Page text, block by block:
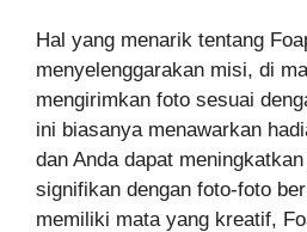
Hal yang menarik tentang
menyelenggarakan misi, di
mengirimkan foto sesuai
ini biasanya menawarkan
dan Anda dapat
signifikan dengan foto-foto
memiliki mata yang kreatif,